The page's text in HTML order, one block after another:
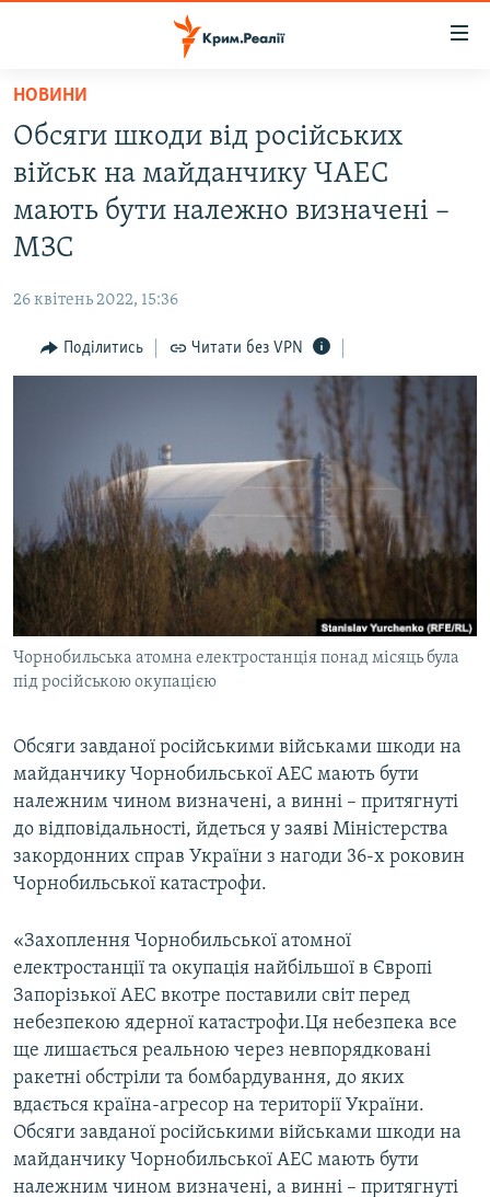
Перейти
основного
матеріалу
до
основної
Перейти
пошуку
НОВИНИ
ВІДЕО ТА ФОТО
ПОЛІТИКА
ІНТЕРВ'Ю
ДЕПОРТАЦІЯ
ВІДЕОУРОКИ «ELIFBE»
СВІДЧЕННЯ ОКУПАЦІЇ
УКРАЇНСЬКА ПРОБЛЕМА КРИМУ
ІНФОГРАФІКА
ЯК ОБІЙТИ БЛОКУВАННЯ
Русский
Qırımtatar
ДОЛУЧАЙСЯ!
НОВИНИ
Обсяги шкоди від російських
військ на майданчику ЧАЕС
мають бути належно визначені –
МЗС
26 квітень 2022, 15:36
Поділитись Читати без VPN
Чорнобильська атомна електростанція понад місяць була
під російською окупацією
Обсяги завданої російськими військами шкоди на
майданчику Чорнобильської АЕС мають бути
належним чином визначені, а винні – притягнуті
до відповідальності, йдеться у заяві Міністерства
закордонних справ України з нагоди 36-х роковин
Чорнобильської катастрофи.
«Захоплення Чорнобильської атомної
електростанції та окупація найбільшої в Європі
Запорізької АЕС вкотре поставили світ перед
небезпекою ядерної катастрофи.Ця небезпека все
ще лишається реальною через невпорядковані
ракетні обстріли та бомбардування, до яких
вдається країна-агресор на території України.
Обсяги завданої російськими військами шкоди на
майданчику Чорнобильської АЕС мають бути
належним чином визначені, а винні – притягнуті